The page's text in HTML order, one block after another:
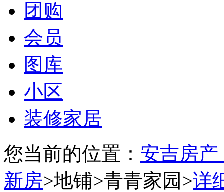
团购
会员
图库
小区
装修家居
您当前的位置： 安吉房
新房>地铺>青青家园>详